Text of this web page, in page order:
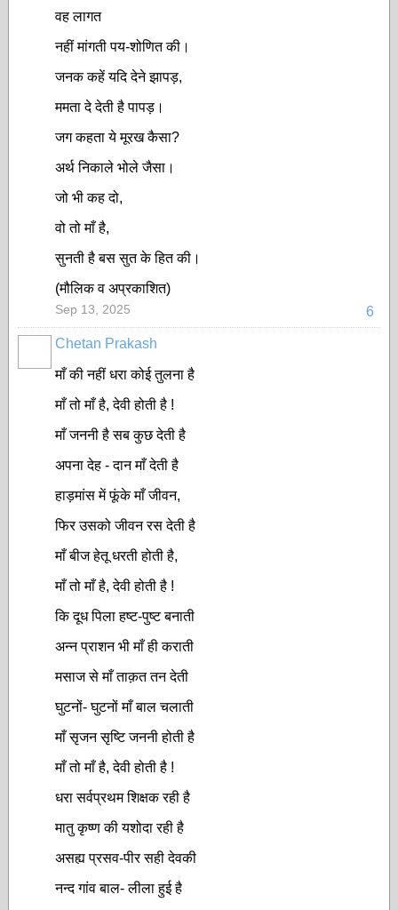
वह लागत
नहीं मांगती पय-शोणित की।
जनक कहें यदि देने झापड़,
ममता दे देती है पापड़।
जग कहता ये मूरख कैसा?
अर्थ निकाले भोले जैसा।
जो भी कह दो,
वो तो माँ है,
सुनती है बस सुत के हित की।
(मौलिक व अप्रकाशित)
6
Sep 13, 2025
Chetan Prakash
माँ की नहीं धरा कोई तुलना है
माँ तो माँ है, देवी होती है !
माँ जननी है सब कुछ देती है
अपना देह - दान माँ देती है
हाड़मांस में फूंके माँ जीवन,
फिर उसको जीवन रस देती है
माँ बीज हेतू धरती होती है,
माँ तो माँ है, देवी होती है !
कि दूध पिला हष्ट-पुष्ट बनाती
अन्न प्राशन भी माँ ही कराती
मसाज से माँ ताक़त तन देती
घुटनों- घुटनों माँ बाल चलाती
माँ सृजन सृष्टि जननी होती है
माँ तो माँ है, देवी होती है !
धरा सर्वप्रथम शिक्षक रही है
मातु कृष्ण की यशोदा रही है
असह्य प्रसव-पीर सही देवकी
नन्द गांव बाल- लीला हुई है